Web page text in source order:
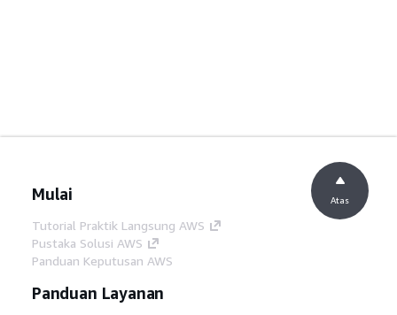
Mulai
Tutorial Praktik Langsung AWS
Pustaka Solusi AWS
Panduan Keputusan AWS
Panduan Layanan
Atas